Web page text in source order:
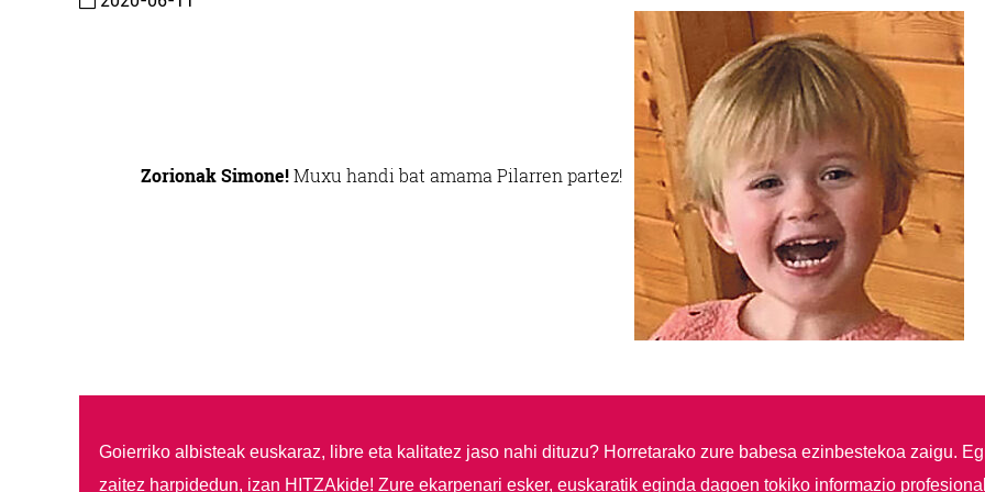
Zorionak Simone!Muxu handi bat amama Pilarren partez!
Goierriko albisteak euskaraz, libre eta kalitatez jaso nahi dituzu? Horretarako zure babesa ezinbestekoa zaigu.
zaitez harpidedun, izan HITZAkide! Zure ekarpenari esker, euskaratik eginda dagoen tokiko informazio